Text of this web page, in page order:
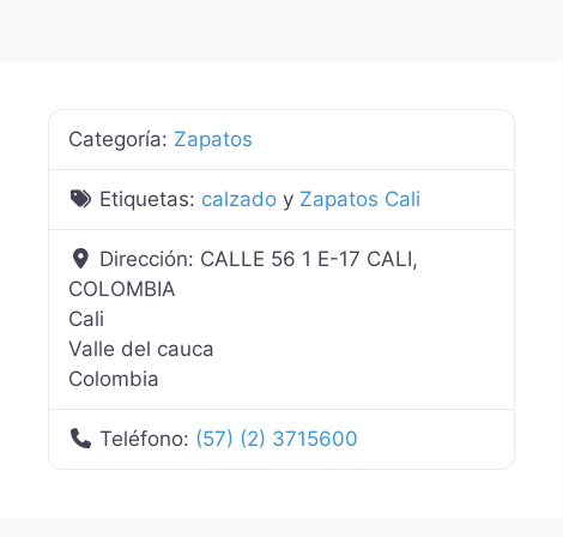
Categoría: Zapatos
Etiquetas: calzado y Zapatos Cali
Dirección: CALLE 56 1 E-17 CALI,
COLOMBIA
Cali
Valle del cauca
Colombia
Teléfono: (57) (2) 3715600